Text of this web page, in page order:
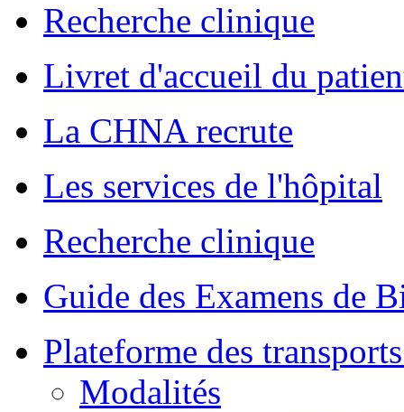
Recherche clinique
Livret d'accueil du
La CHNA recrute
Les services de l'hôpital
Recherche clinique
Guide des Examens de
Plateforme des
Modalités